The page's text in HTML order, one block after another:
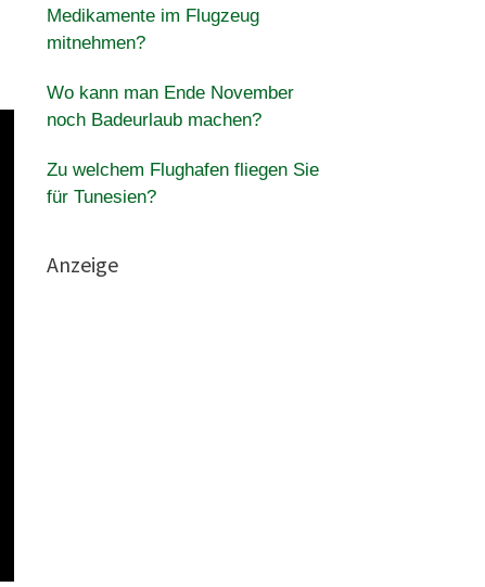
Medikamente im Flugzeug
mitnehmen?
Wo kann man Ende November
noch Badeurlaub machen?
Zu welchem ​​Flughafen fliegen Sie
für Tunesien?
Anzeige